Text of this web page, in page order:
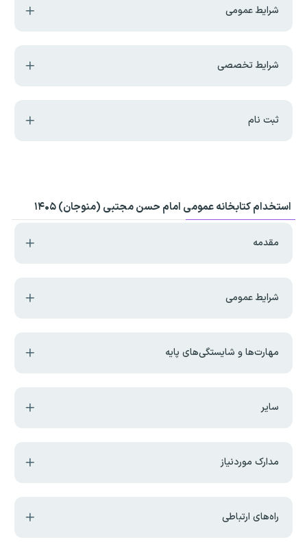
شرایط عمومی
شرایط تخصصی
ثبت نام
استخدام کتابخانه عمومی امام حسن مجتبی (منوجان) ۱۴۰۵
مقدمه
شرایط عمومی
مهارت‌ها و شایستگی‌های پایه
سایر
مدارک موردنیاز
راه‌های ارتباطی